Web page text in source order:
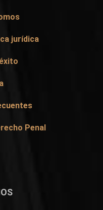
jurídica
Penal